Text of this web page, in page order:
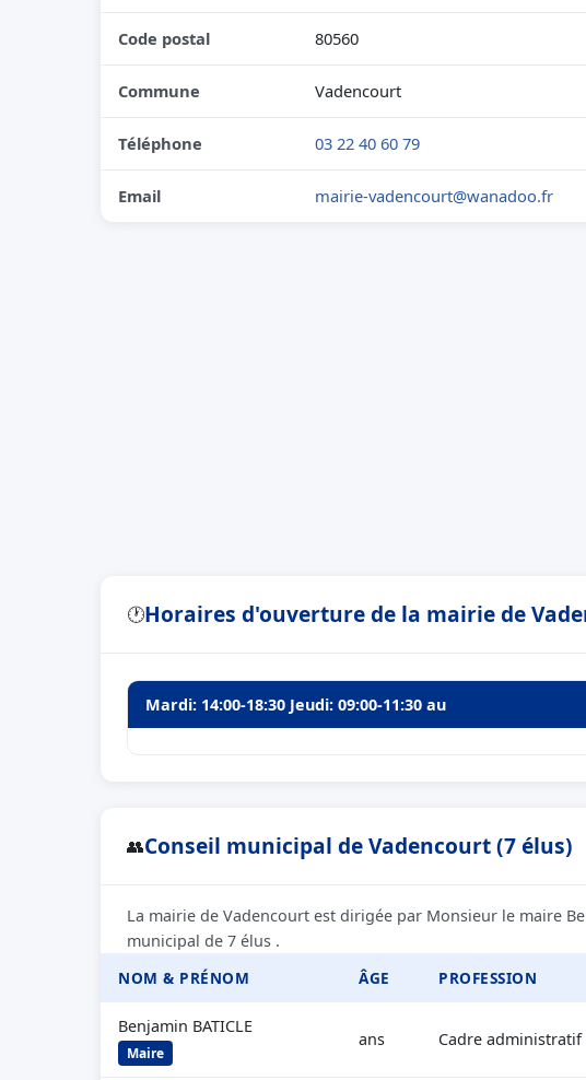
Code postal 80560
Commune Vadencourt
Téléphone 03 22 40 60 79
Email mairie-vadencourt@wanadoo.fr
🕐Horaires d'ouverture de la mairie de
Mardi: 14:00-18:30 Jeudi: 09:00-11:30 au
👥Conseil municipal de Vadencourt (7 élus)
La mairie de Vadencourt est dirigée par Monsieur le maire
municipal de 7 élus .
NOM & PRÉNOM
ÂGE PROFESSION
Benjamin BATICLE
Maire
ans Cadre